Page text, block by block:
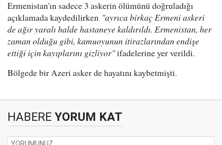
Ermenistan'ın sadece 3 askerin ölümünü doğruladığı
açıklamada kaydedilirken "ayrıca birkaç Ermeni askeri
de ağır yaralı halde hastaneye kaldırıldı. Ermenistan, her
zaman olduğu gibi, kamuoyunun itirazlarından endişe
ettiği için kayıplarını gizliyor"ifadelerine yer verildi.
Bölgede bir Azeri asker de hayatını kaybetmişti.
HABERE YORUM KAT